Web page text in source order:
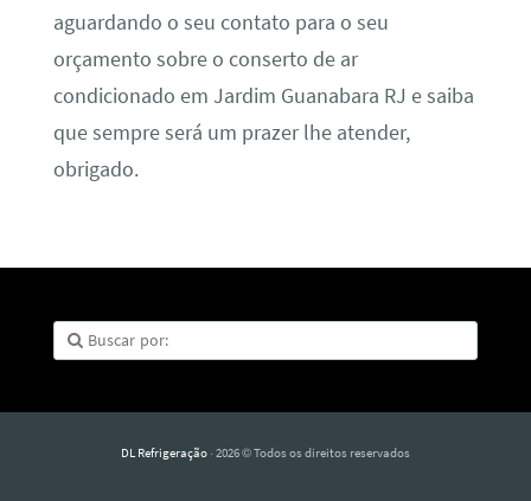
aguardando o seu contato para o seu
orçamento sobre o conserto de ar
condicionado em Jardim Guanabara RJ e saiba
que sempre será um prazer lhe atender,
obrigado.
DL Refrigeração · 2026 © Todos os direitos reservados